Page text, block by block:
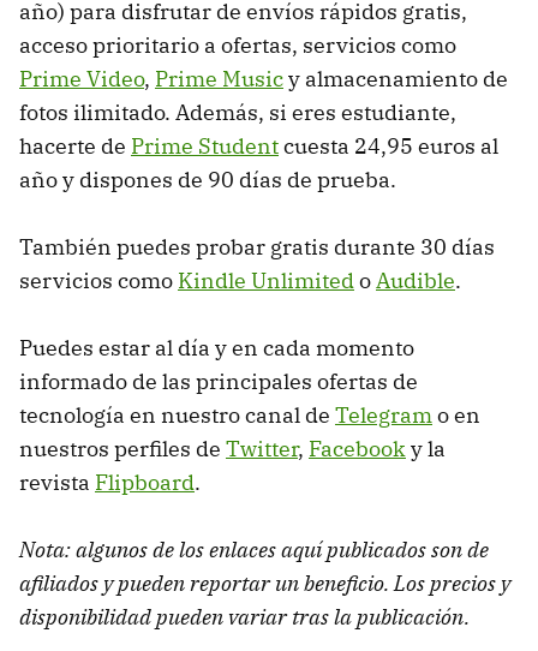
año) para disfrutar de envíos rápidos gratis,
acceso prioritario a ofertas, servicios como
Prime Video, Prime Musicy almacenamiento de
fotos ilimitado. Además, si eres estudiante,
hacerte de Prime Studentcuesta 24,95 euros al
año y dispones de 90 días de prueba.
También puedes probar gratis durante 30 días
servicios como Kindle UnlimitedoAudible.
Puedes estar al día y en cada momento
informado de las principales ofertas de
tecnología en nuestro canal de Telegramo en
nuestros perfiles de Twitter, Facebooky la
revista Flipboard.
Nota: algunos de los enlaces aquí publicados son de
afiliados y pueden reportar un beneficio. Los precios y
disponibilidad pueden variar tras la publicación.